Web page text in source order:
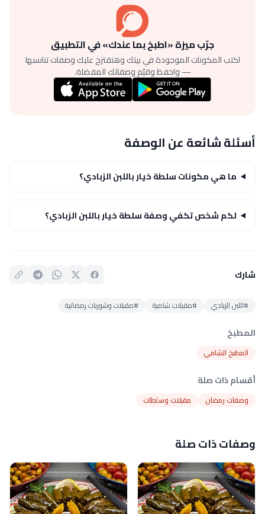
جرّب ميزة «اطبخ بما عندك» في التطبيق
اكتب المكونات الموجودة في بيتك وهنقترح عليك وصفات تناسبها
— واحفظ وقيّم وصفاتك المفضلة.
أسئلة شائعة عن الوصفة
ما هي مكونات سلطة خيار باللبن الزبادي؟
لكم شخص تكفي وصفة سلطة خيار باللبن الزبادي؟
شارك
#اللبن الزبادي #مقبلات شامية #مقبلات وشوربات رمضانية
المطبخ
المطبخ الشامي
أقسام ذات صلة
وصفات رمضان مقبلات وسلطات
وصفات ذات صلة